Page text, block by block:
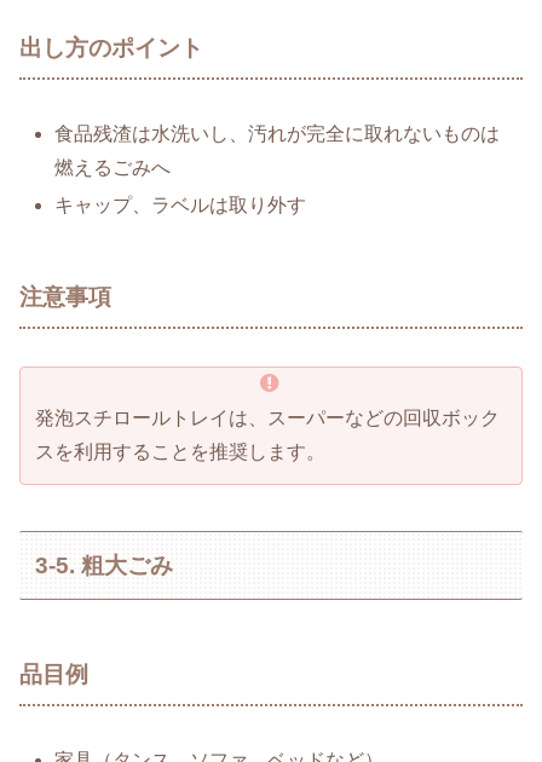
出し方のポイント
食品残渣は水洗いし、汚れが完全に取れないものは
燃えるごみへ
キャップ、ラベルは取り外す
注意事項
発泡スチロールトレイは、スーパーなどの回収ボック
スを利用することを推奨します。
3-5. 粗大ごみ
品目例